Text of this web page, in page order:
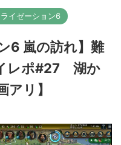
イゼーション6
6 嵐の訪れ】難
ポ#27 湖か
リ】